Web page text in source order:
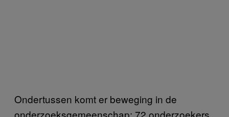
Ondertussen komt er beweging in de
onderzoeksgemeenschap: 72 onderzoekers